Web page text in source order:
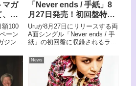
マガ
太朗
。
額100
ーン
ジン電
太朗
こと
日よ
「Never ends / 手紙」8
月27日発売！初回盤特典
のライブ映像から「あな
たがいることで」が先行
公開
Uruが8月27日にリリースする両
A面シングル「Never ends / 手
紙」の初回盤に収録されるライ
で」を、オフィシャルYouTube
チャンネルで公開した。
News